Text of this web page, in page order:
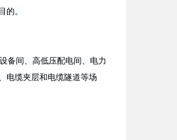
。
备间、高低压配电间、电力
电缆夹层和电缆隧道等场